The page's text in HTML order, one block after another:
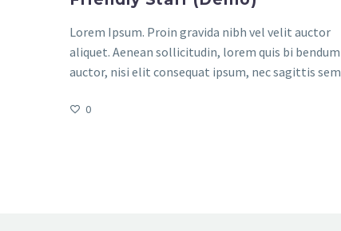
Lorem Ipsum. Proin gravida nibh vel velit auctor
aliquet. Aenean sollicitudin, lorem quis bi bendum
auctor, nisi elit consequat ipsum, nec sagittis sem
cursus a sit amet mauris.
0